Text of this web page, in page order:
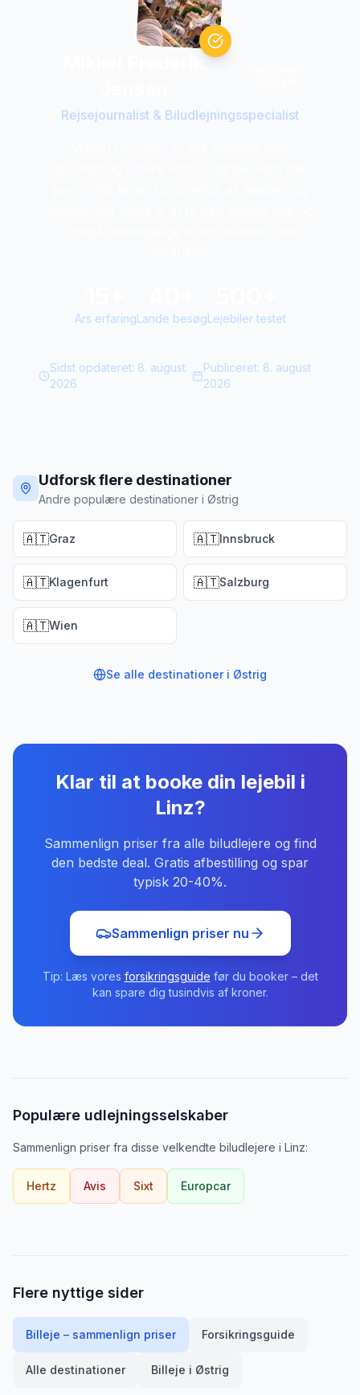
Rejsejournalist & Biludlejningsspecialist
Ars erfaringLande besøgLejebiler testet
Sidst opdateret: 8. august
2026
Publiceret: 8. august
2026
Udforsk flere destinationer
Andre populære destinationer i Østrig
🇦🇹Graz 🇦🇹Innsbruck
🇦🇹Klagenfurt 🇦🇹Salzburg
🇦🇹Wien
Se alle destinationer i Østrig
Klar til at booke din lejebil i
Linz?
Sammenlign priser fra alle biludlejere og find
den bedste deal. Gratis afbestilling og spar
typisk 20-40%.
Sammenlign priser nu
Tip: Læs vores forsikringsguide før du booker – det
kan spare dig tusindvis af kroner.
Populære udlejningsselskaber
Sammenlign priser fra disse velkendte biludlejere i Linz:
Hertz Avis Sixt Europcar
Flere nyttige sider
Billeje – sammenlign priser Forsikringsguide
Alle destinationer Billeje i Østrig